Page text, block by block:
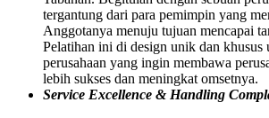
tergantung dari para pemimpin yang
Anggotanya menuju tujuan mencapai
Pelatihan ini di design unik dan khusus
perusahaan yang ingin membawa
lebih sukses dan meningkat omsetnya.
Service Excellence & Handling